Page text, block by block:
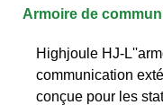
Armoire de
Highjoule HJ-
communication
conçue pour les